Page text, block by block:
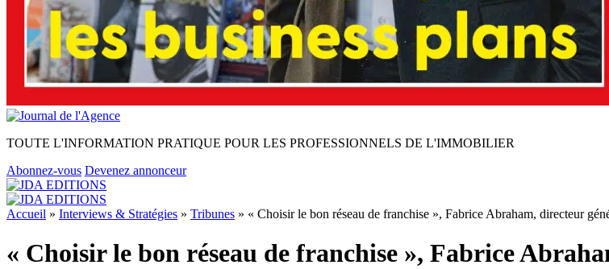
TOUTE L'INFORMATION PRATIQUE POUR LES PROFESSIONNELS DE L'IMMOBILIER
Abonnez-vous Devenez annonceur
Accueil » Interviews & Stratégies » Tribunes » « Choisir le bon réseau de franchise », Fabrice Abraham, directeur
« Choisir le bon réseau de franchise », Fabrice